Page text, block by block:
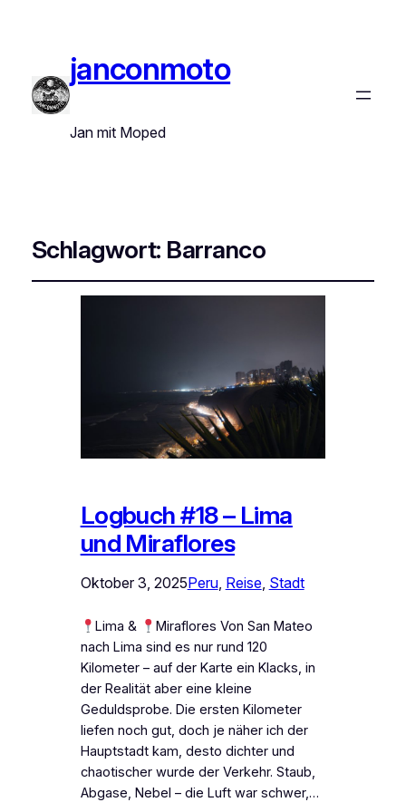
janconmoto
Jan mit Moped
Schlagwort: Barranco
Logbuch #18 – Lima
und Miraflores
Oktober 3, 2025Peru, Reise, Stadt
Lima &
Miraflores Von San Mateo
nach Lima sind es nur rund 120
Kilometer – auf der Karte ein Klacks, in
der Realität aber eine kleine
Geduldsprobe. Die ersten Kilometer
liefen noch gut, doch je näher ich der
Hauptstadt kam, desto dichter und
chaotischer wurde der Verkehr. Staub,
Abgase, Nebel – die Luft war schwer,…